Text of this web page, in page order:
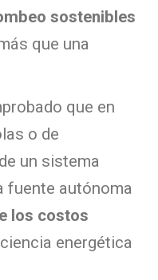
sostenibles
que una
que en
o de
un sistema
fuente autónoma
los costos
energética